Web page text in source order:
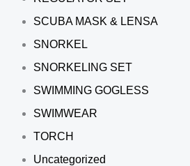
SCUBA MASK & LENSA
SNORKEL
SNORKELING SET
SWIMMING GOGLESS
SWIMWEAR
TORCH
Uncategorized